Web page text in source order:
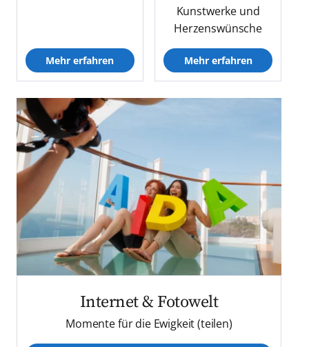
Mehr erfahren
Kunstwerke und
Herzenswünsche
Mehr erfahren
Internet & Fotowelt
Momente für die Ewigkeit (teilen)